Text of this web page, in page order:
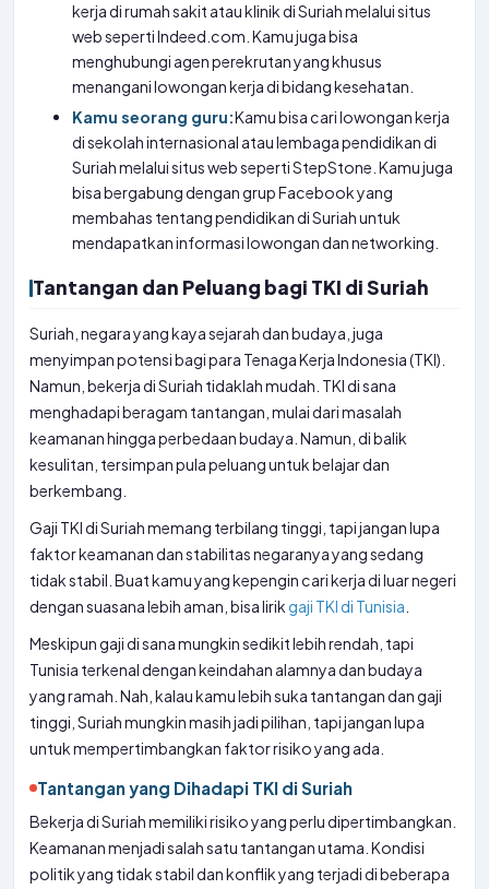
kerja di rumah sakit atau klinik di Suriah melalui situs
web seperti Indeed.com. Kamu juga bisa
menghubungi agen perekrutan yang khusus
menangani lowongan kerja di bidang kesehatan.
Kamu seorang guru:Kamu bisa cari lowongan kerja
di sekolah internasional atau lembaga pendidikan di
Suriah melalui situs web seperti StepStone. Kamu juga
bisa bergabung dengan grup Facebook yang
membahas tentang pendidikan di Suriah untuk
mendapatkan informasi lowongan dan networking.
Tantangan dan Peluang bagi TKI di Suriah
Suriah, negara yang kaya sejarah dan budaya, juga
menyimpan potensi bagi para Tenaga Kerja Indonesia (TKI).
Namun, bekerja di Suriah tidaklah mudah. TKI di sana
menghadapi beragam tantangan, mulai dari masalah
keamanan hingga perbedaan budaya. Namun, di balik
kesulitan, tersimpan pula peluang untuk belajar dan
berkembang.
Gaji TKI di Suriah memang terbilang tinggi, tapi jangan lupa
faktor keamanan dan stabilitas negaranya yang sedang
tidak stabil. Buat kamu yang kepengin cari kerja di luar negeri
dengan suasana lebih aman, bisa lirik gaji TKI di Tunisia
Meskipun gaji di sana mungkin sedikit lebih rendah, tapi
Tunisia terkenal dengan keindahan alamnya dan budaya
yang ramah. Nah, kalau kamu lebih suka tantangan dan gaji
tinggi, Suriah mungkin masih jadi pilihan, tapi jangan lupa
untuk mempertimbangkan faktor risiko yang ada.
Tantangan yang Dihadapi TKI di Suriah
Bekerja di Suriah memiliki risiko yang perlu dipertimbangkan.
Keamanan menjadi salah satu tantangan utama. Kondisi
politik yang tidak stabil dan konflik yang terjadi di beberapa